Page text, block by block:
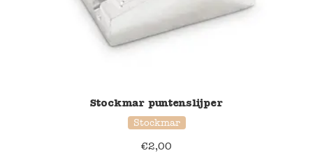
Stockmar puntenslijper
Stockmar
€2,00